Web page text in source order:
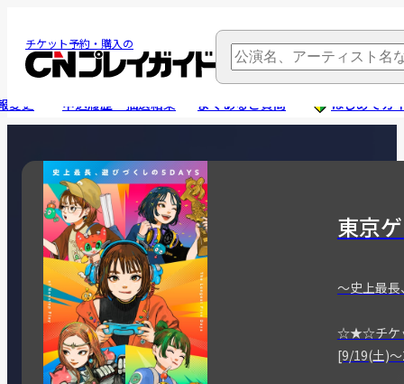
チケット予約・購入の
変更 申込履歴・抽選結果 よくあるご質問 はじめてガ
東京
～史上最長
☆★☆チケ
[9/19(土)